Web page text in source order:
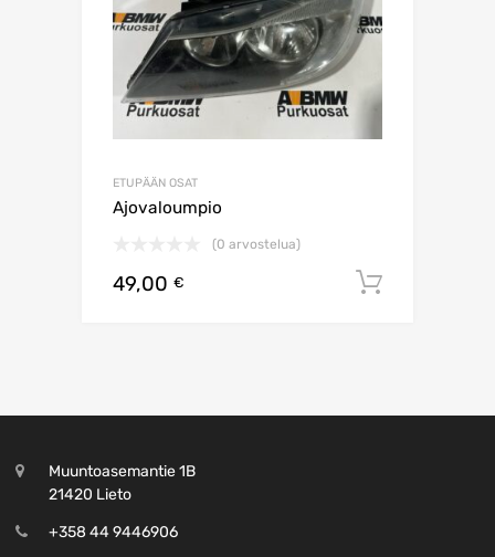
ETUPÄÄN OSAT
Ajovaloumpio
(0 arvostelua)
49,00 €
Muuntoasemantie 1B
21420 Lieto
+358 44 9446906